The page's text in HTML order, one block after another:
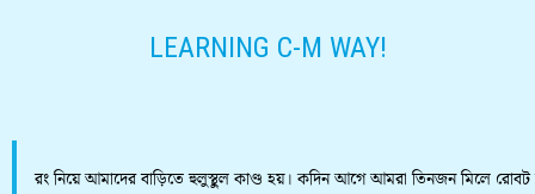
LEARNING C-M WAY!
রং নিয়ে আমাদের বাড়িতে হুলুস্থুল কাণ্ড হয়। কদিন আগে আমরা তিনজন মিলে রোবট